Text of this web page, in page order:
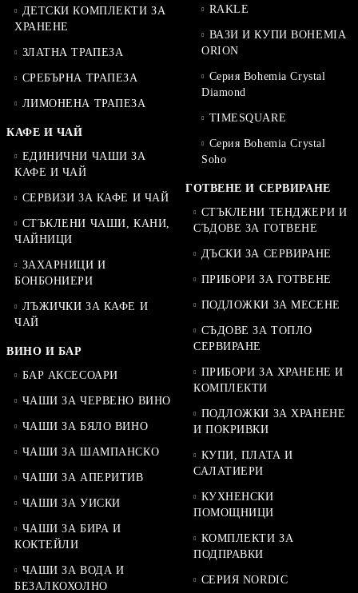
ДЕТСКИ КОМПЛЕКТИ ЗА
ХРАНЕНЕ
ЗЛАТНА ТРАПЕЗА
СРЕБЪРНА ТРАПЕЗА
ЛИМОНЕНА ТРАПЕЗА
КАФЕ И ЧАЙ
ЕДИНИЧНИ ЧАШИ ЗА
КАФЕ И ЧАЙ
СЕРВИЗИ ЗА КАФЕ И ЧАЙ
СТЪКЛЕНИ ЧАШИ, КАНИ,
ЧАЙНИЦИ
ЗАХАРНИЦИ И
БОНБОНИЕРИ
ЛЪЖИЧКИ ЗА КАФЕ И
ЧАЙ
ВИНО И БАР
БАР АКСЕСОАРИ
ЧАШИ ЗА ЧЕРВЕНО ВИНО
ЧАШИ ЗА БЯЛО ВИНО
ЧАШИ ЗА ШАМПАНСКО
ЧАШИ ЗА АПЕРИТИВ
ЧАШИ ЗА УИСКИ
ЧАШИ ЗА БИРА И
КОКТЕЙЛИ
ЧАШИ ЗА ВОДА И
БЕЗАЛКОХОЛНО
RAKLE
ВАЗИ И КУПИ BOHEMIA
ORION
Серия Bohemia Crystal
Diamond
TIMESQUARE
Серия Bohemia Crystal
Soho
ГОТВЕНЕ И СЕРВИРАНЕ
СТЪКЛЕНИ ТЕНДЖЕРИ И
СЪДОВЕ ЗА ГОТВЕНЕ
ДЪСКИ ЗА СЕРВИРАНЕ
ПРИБОРИ ЗА ГОТВЕНЕ
ПОДЛОЖКИ ЗА МЕСЕНЕ
СЪДОВЕ ЗА ТОПЛО
СЕРВИРАНЕ
ПРИБОРИ ЗА ХРАНЕНЕ И
КОМПЛЕКТИ
ПОДЛОЖКИ ЗА ХРАНЕНЕ
И ПОКРИВКИ
КУПИ, ПЛАТА И
САЛАТИЕРИ
КУХНЕНСКИ
ПОМОЩНИЦИ
КОМПЛЕКТИ ЗА
ПОДПРАВКИ
СЕРИЯ NORDIC